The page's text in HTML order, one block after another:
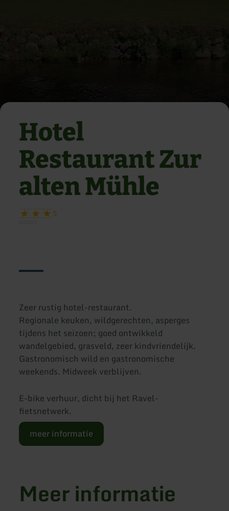
Hotel
Restaurant Zur
alten Mühle
S
Zeer rustig hotel-restaurant.
Regionale keuken, wildgerechten, asperges
tijdens het seizoen; goed ontwikkeld
wandelgebied, grasveld, zeer kindvriendelijk.
Gastronomisch wild en gastronomische
weekends. Midweek verblijven.
E-bike verhuur, dicht bij het Ravel-
fietsnetwerk.
meer informatie
Meer informatie